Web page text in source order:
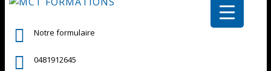
Notre formulaire
0481912645